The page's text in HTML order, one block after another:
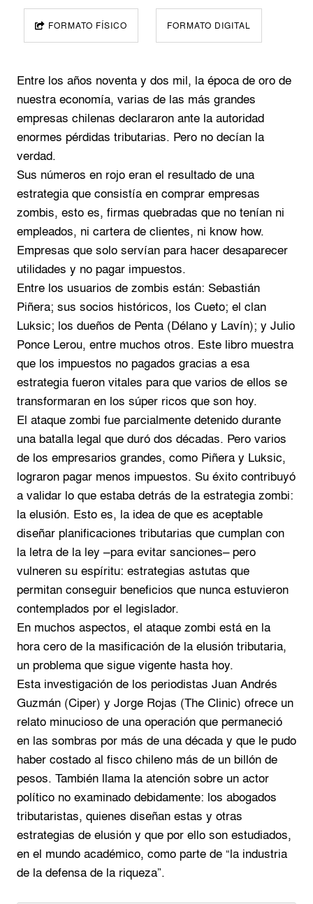
FORMATO FÍSICO FORMATO DIGITAL
Entre los años noventa y dos mil, la época de oro de
nuestra economía, varias de las más grandes
empresas chilenas declararon ante la autoridad
enormes pérdidas tributarias. Pero no decían la
verdad.
Sus números en rojo eran el resultado de una
estrategia que consistía en comprar empresas
zombis, esto es, firmas quebradas que no tenían ni
empleados, ni cartera de clientes, ni know how.
Empresas que solo servían para hacer desaparecer
utilidades y no pagar impuestos.
Entre los usuarios de zombis están: Sebastián
Piñera; sus socios históricos, los Cueto; el clan
Luksic; los dueños de Penta (Délano y Lavín); y Julio
Ponce Lerou, entre muchos otros. Este libro muestra
que los impuestos no pagados gracias a esa
estrategia fueron vitales para que varios de ellos se
transformaran en los súper ricos que son hoy.
El ataque zombi fue parcialmente detenido durante
una batalla legal que duró dos décadas. Pero varios
de los empresarios grandes, como Piñera y Luksic,
lograron pagar menos impuestos. Su éxito contribuyó
a validar lo que estaba detrás de la estrategia zombi:
la elusión. Esto es, la idea de que es aceptable
diseñar planificaciones tributarias que cumplan con
la letra de la ley –para evitar sanciones– pero
vulneren su espíritu: estrategias astutas que
permitan conseguir beneficios que nunca estuvieron
contemplados por el legislador.
En muchos aspectos, el ataque zombi está en la
hora cero de la masificación de la elusión tributaria,
un problema que sigue vigente hasta hoy.
Esta investigación de los periodistas Juan Andrés
Guzmán (Ciper) y Jorge Rojas (The Clinic) ofrece un
relato minucioso de una operación que permaneció
en las sombras por más de una década y que le pudo
haber costado al fisco chileno más de un billón de
pesos. También llama la atención sobre un actor
político no examinado debidamente: los abogados
tributaristas, quienes diseñan estas y otras
estrategias de elusión y que por ello son estudiados,
en el mundo académico, como parte de “la industria
de la defensa de la riqueza”.